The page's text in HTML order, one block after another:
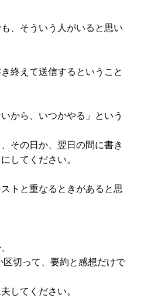
、そういう人がいると思い
終えて送信するということ
から、いつかやる」という
その日か、翌日の間に書き
してください。
トと重なるときがあると思
区切って、要約と感想だけで
してください。